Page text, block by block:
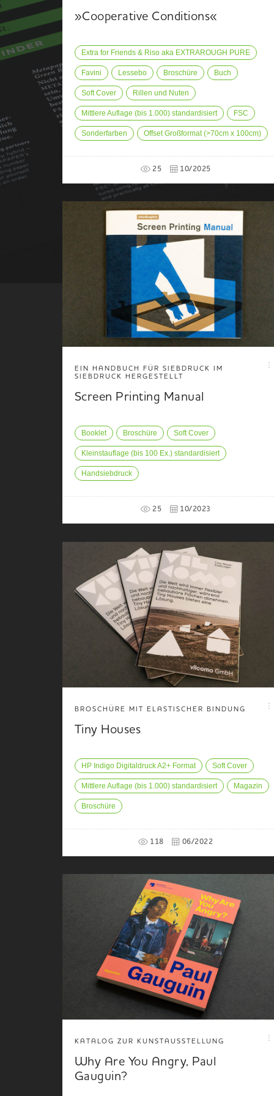
»Cooperative Conditions«
Extra for Friends & Riso aka EXTRAROUGH PURE
Favini Lessebo Broschüre Buch
Soft Cover Rillen und Nuten
Mittlere Auflage (bis 1.000) standardisiert FSC
Sonderfarben Offset Großformat (>70cm x 100cm)
25 10/2025
EIN HANDBUCH FÜR SIEBDRUCK IM
SIEBDRUCK HERGESTELLT
Screen Printing Manual
Booklet Broschüre Soft Cover
Kleinstauflage (bis 100 Ex.) standardisiert
Handsiebdruck
25 10/2023
BROSCHÜRE MIT ELASTISCHER BINDUNG
Tiny Houses
HP Indigo Digitaldruck A2+ Format Soft Cover
Mittlere Auflage (bis 1.000) standardisiert Magazin
Broschüre
118 06/2022
KATALOG ZUR KUNSTAUSSTELLUNG
Why Are You Angry, Paul
Gauguin?